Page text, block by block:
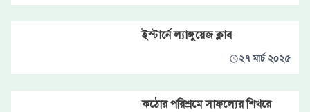
ইস্টার্নে ল্যাঙ্গুয়েজ ক্লাব
২৭ মার্চ ২০২৫
কঠোর পরিশ্রমে সাফল্যের শিখরে